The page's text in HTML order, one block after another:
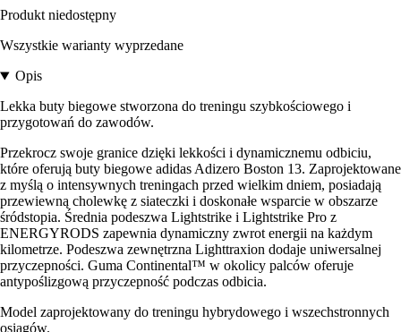
Produkt niedostępny
Wszystkie warianty wyprzedane
Opis
Lekka buty biegowe stworzona do treningu szybkościowego i
przygotowań do zawodów.
Przekrocz swoje granice dzięki lekkości i dynamicznemu odbiciu,
które oferują buty biegowe adidas Adizero Boston 13. Zaprojektowane
z myślą o intensywnych treningach przed wielkim dniem, posiadają
przewiewną cholewkę z siateczki i doskonałe wsparcie w obszarze
śródstopia. Średnia podeszwa Lightstrike i Lightstrike Pro z
ENERGYRODS zapewnia dynamiczny zwrot energii na każdym
kilometrze. Podeszwa zewnętrzna Lighttraxion dodaje uniwersalnej
przyczepności. Guma Continental™ w okolicy palców oferuje
antypoślizgową przyczepność podczas odbicia.
Model zaprojektowany do treningu hybrydowego i wszechstronnych
osiągów.